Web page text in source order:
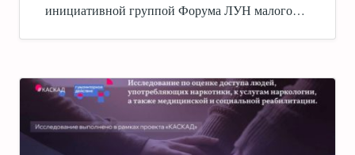
инициативной группой Форума ЛУН малого…